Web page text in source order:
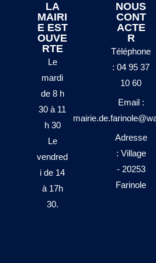
LA
MAIRI
E EST
OUVE
RTE
Le
mardi
de 8 h
30 à 11
h 30
Le
vendred
i de 14
à 17h
30.
NOUS
CONT
ACTE
R
Téléphone
: 04 95 37
10 60
Email :
Adresse
: Village
- 20253
Farinole